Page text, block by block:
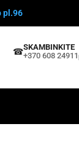
pl.96
☎SKAMBINKITE
+370 608 24911